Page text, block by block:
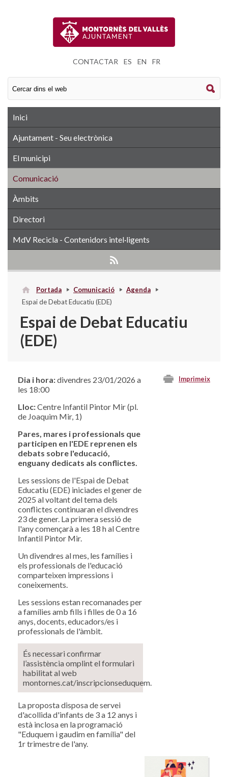
CONTACTAR ES EN FR
Inici
Ajuntament - Seu electrònica
El municipi
Comunicació
Àmbits
Directori
MdV Recicla - Contenidors intel·ligents
Portada Comunicació
Agenda
Espai de Debat Educatiu (EDE)
Espai de Debat Educatiu
(EDE)
Imprimeix
Dia i hora:divendres 23/01/2026 a
les 18:00
Lloc:Centre Infantil Pintor Mir (pl.
de Joaquim Mir, 1)
Pares, mares i professionals que
participen en l'EDE reprenen els
debats sobre l'educació,
enguany dedicats als conflictes.
Les sessions de l'Espai de Debat
Educatiu (EDE) iniciades el gener de
2025 al voltant del tema dels
conflictes continuaran el divendres
23 de gener. La primera sessió de
l'any començarà a les 18 h al Centre
Infantil Pintor Mir.
Un divendres al mes, les famílies i
els professionals de l'educació
comparteixen impressions i
coneixements.
Les sessions estan recomanades per
a famílies amb fills i filles de 0 a 16
anys, docents, educadors/es i
professionals de l'àmbit.
És necessari confirmar
l’assistència omplint el formulari
habilitat al web
montornes.cat/inscripcionseduquem.
La proposta disposa de servei
d'acollida d'infants de 3 a 12 anys i
està inclosa en la programació
"Eduquem i gaudim en família" del
1r trimestre de l'any.